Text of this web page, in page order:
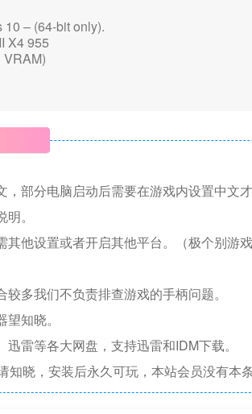
– (64-bit only).
955
部分电脑启动后需要在游戏内设置中文才
。
他设置或者开启其他平台。（极个别游
多我们不负责排查游戏的手柄问题。
知晓。
雷等各大网盘，支持迅雷和IDM下载。
晓，安装后永久可玩，本站会员没有本条